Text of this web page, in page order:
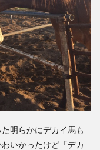
明らかにデカイ馬も
いかったけど「デカ